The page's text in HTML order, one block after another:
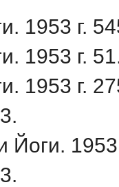
1953 г.
1953 г.
1953 г.
Йоги. 1953